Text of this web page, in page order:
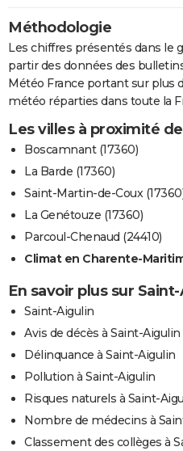
Méthodologie
Les chiffres présentés dans le
partir des données des
Météo France portant sur plus
météo réparties dans toute la
Les villes à proximité
Boscamnant (17360)
La Barde (17360)
Saint-Martin-de-Coux
La Genétouze (17360)
Parcoul-Chenaud (24410)
Climat en Charente-
En savoir plus sur
Saint-Aigulin
Avis de décès à Saint-Aigulin
Délinquance à Saint-Aigulin
Pollution à Saint-Aigulin
Risques naturels à Saint-
Nombre de médecins à
Classement des collèges à